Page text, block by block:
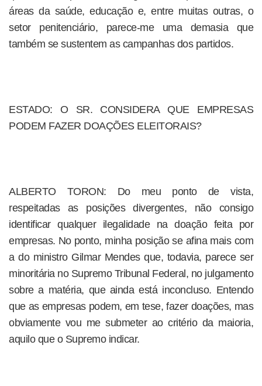
áreas da saúde, educação e, entre muitas outras, o
setor penitenciário, parece-me uma demasia que
também se sustentem as campanhas dos partidos.
ESTADO: O SR. CONSIDERA QUE EMPRESAS
PODEM FAZER DOAÇÕES ELEITORAIS?
ALBERTO TORON: Do meu ponto de vista,
respeitadas as posições divergentes, não consigo
identificar qualquer ilegalidade na doação feita por
empresas. No ponto, minha posição se afina mais com
a do ministro Gilmar Mendes que, todavia, parece ser
minoritária no Supremo Tribunal Federal, no julgamento
sobre a matéria, que ainda está inconcluso. Entendo
que as empresas podem, em tese, fazer doações, mas
obviamente vou me submeter ao critério da maioria,
aquilo que o Supremo indicar.